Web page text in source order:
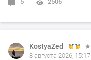
5 2506
KostyaZed
8 августа 2026, 15:17